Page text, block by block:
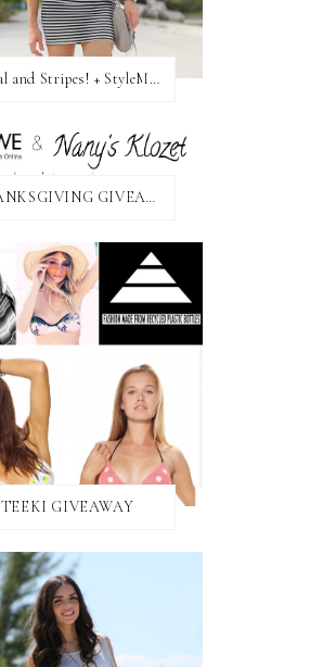
Floral and Stripes! + StyleMint GIVEAWAY!
THANKSGIVING GIVEAWAY!
TEEKI GIVEAWAY